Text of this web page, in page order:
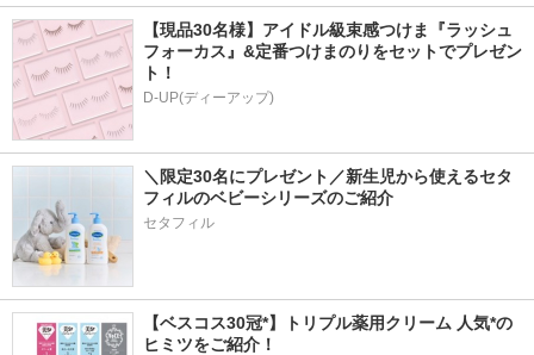
【現品30名様】アイドル級束感つけま『ラッシュ
フォーカス』&定番つけまのりをセットでプレゼン
ト！
D-UP(ディーアップ)
＼限定30名にプレゼント／新生児から使えるセタ
フィルのベビーシリーズのご紹介
セタフィル
【ベスコス30冠*】トリプル薬用クリーム 人気*の
ヒミツをご紹介！